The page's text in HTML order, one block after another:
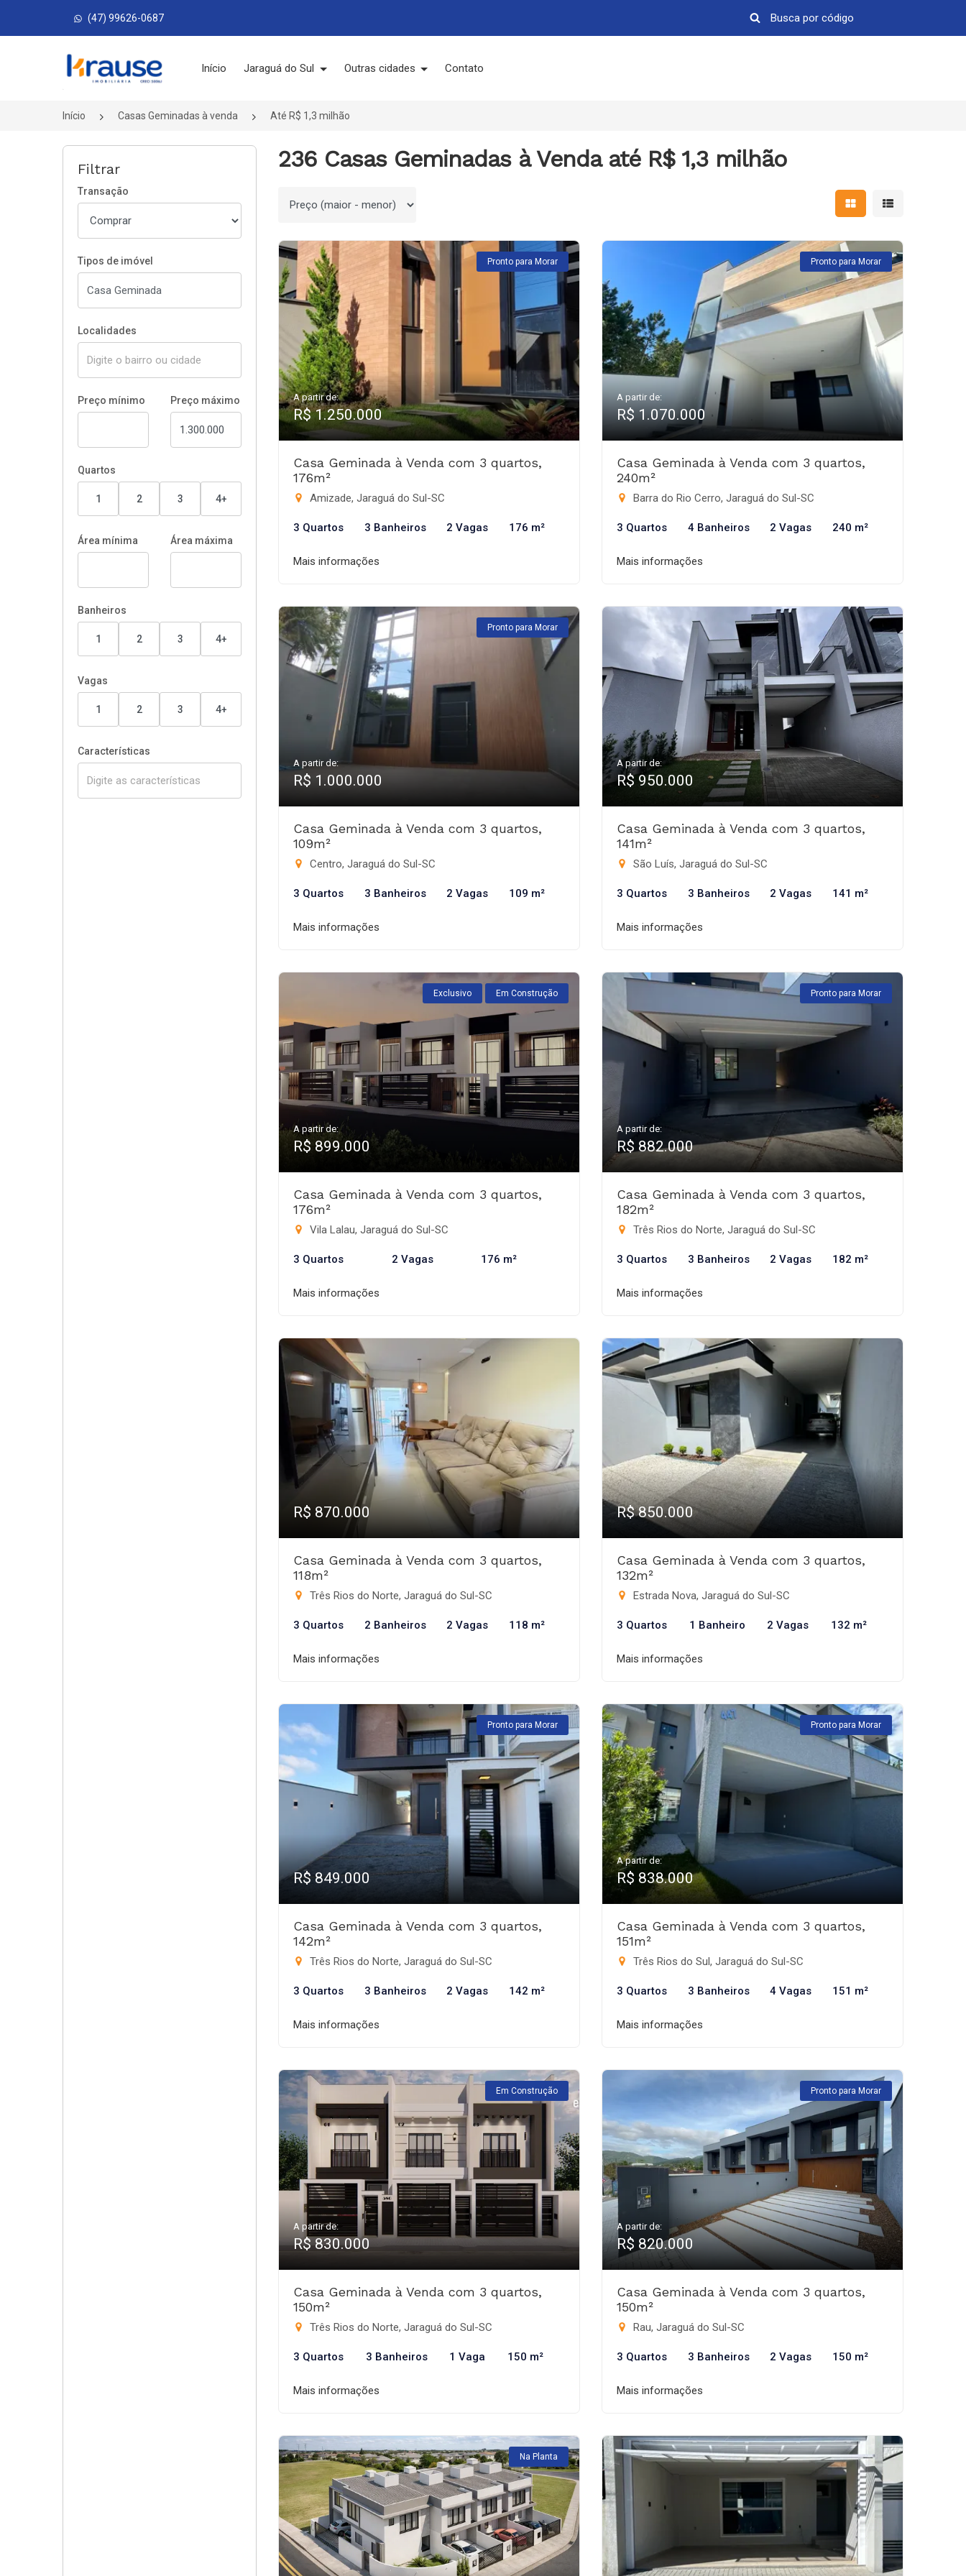
(47) 99626-0687
Página inicial
Início Jaraguá do Sul Outras cidades Contato
Início Casas Geminadas à venda Até R$ 1,3 milhão
Filtrar
Transação
Tipos de imóvel
Localidades
Preço mínimo Preço máximo
Quartos
1 2 3 4+
Área mínima Área máxima
Banheiros
1 2 3 4+
Vagas
1 2 3 4+
Características
236 Casas Geminadas à Venda até R$ 1,3 milhão
Ordenar por Mostrar resultados em
Mostrar
Pronto para Morar
A partir de:
R$ 1.250.000
Casa Geminada à Venda com 3 quartos,
176m²
Amizade, Jaraguá do Sul-SC
3 Quartos 3 Banheiros 2 Vagas 176 m²
Mais informações
Pronto para Morar
A partir de:
R$ 1.070.000
Casa Geminada à Venda com 3 quartos,
240m²
Barra do Rio Cerro, Jaraguá do Sul-SC
3 Quartos 4 Banheiros 2 Vagas 240 m²
Mais informações
Pronto para Morar
A partir de:
R$ 1.000.000
Casa Geminada à Venda com 3 quartos,
109m²
Centro, Jaraguá do Sul-SC
3 Quartos 3 Banheiros 2 Vagas 109 m²
Mais informações
A partir de:
R$ 950.000
Casa Geminada à Venda com 3 quartos,
141m²
São Luís, Jaraguá do Sul-SC
3 Quartos 3 Banheiros 2 Vagas 141 m²
Mais informações
Exclusivo Em Construção
A partir de:
R$ 899.000
Casa Geminada à Venda com 3 quartos,
176m²
Vila Lalau, Jaraguá do Sul-SC
3 Quartos 2 Vagas 176 m²
Mais informações
Pronto para Morar
A partir de:
R$ 882.000
Casa Geminada à Venda com 3 quartos,
182m²
Três Rios do Norte, Jaraguá do Sul-SC
3 Quartos 3 Banheiros 2 Vagas 182 m²
Mais informações
R$ 870.000
Casa Geminada à Venda com 3 quartos,
118m²
Três Rios do Norte, Jaraguá do Sul-SC
3 Quartos 2 Banheiros 2 Vagas 118 m²
Mais informações
R$ 850.000
Casa Geminada à Venda com 3 quartos,
132m²
Estrada Nova, Jaraguá do Sul-SC
3 Quartos 1 Banheiro 2 Vagas 132 m²
Mais informações
Pronto para Morar
R$ 849.000
Casa Geminada à Venda com 3 quartos,
142m²
Três Rios do Norte, Jaraguá do Sul-SC
3 Quartos 3 Banheiros 2 Vagas 142 m²
Mais informações
Pronto para Morar
A partir de:
R$ 838.000
Casa Geminada à Venda com 3 quartos,
151m²
Três Rios do Sul, Jaraguá do Sul-SC
3 Quartos 3 Banheiros 4 Vagas 151 m²
Mais informações
Em Construção
A partir de:
R$ 830.000
Casa Geminada à Venda com 3 quartos,
150m²
Três Rios do Norte, Jaraguá do Sul-SC
3 Quartos 3 Banheiros 1 Vaga 150 m²
Mais informações
Pronto para Morar
A partir de:
R$ 820.000
Casa Geminada à Venda com 3 quartos,
150m²
Rau, Jaraguá do Sul-SC
3 Quartos 3 Banheiros 2 Vagas 150 m²
Mais informações
Na Planta